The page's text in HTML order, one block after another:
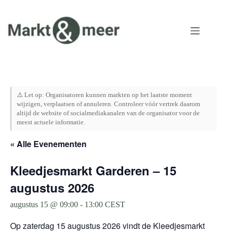
inhoud
⚠️ Let op: Organisatoren kunnen markten op het laatste moment
wijzigen, verplaatsen of annuleren. Controleer vóór vertrek daarom
altijd de website of socialmediakanalen van de organisator voor de
meest actuele informatie.
« Alle Evenementen
Kleedjesmarkt Garderen – 15
augustus 2026
augustus 15 @ 09:00 - 13:00 CEST
Op zaterdag 15 augustus 2026 vindt de Kleedjesmarkt